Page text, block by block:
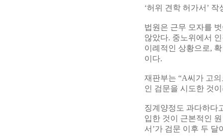
‘허위 견학 허가서’ 작
법원은 근무 모자를
않았다. 중노위에서
이례적인 상황으로,
이다.
재판부는 “A씨가 고
인 검문을 시도한 것
징계양정도 과다하다
입한 것이 근본적인
서’가 검문 이후 두